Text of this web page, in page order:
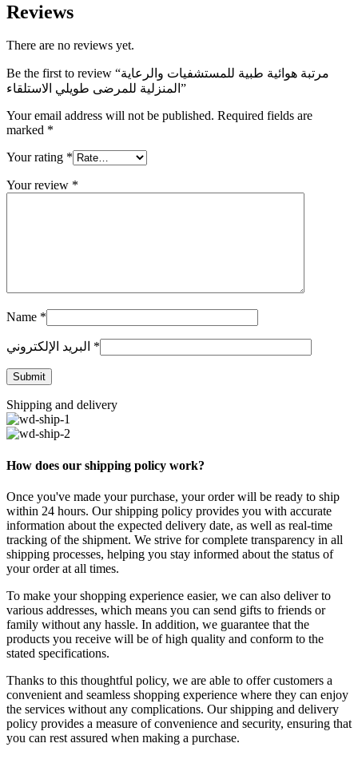
Reviews
There are no reviews yet.
Be the first to review “مرتبة هوائية طبية للمستشفيات والرعاية
المنزلية للمرضى طويلي الاستلقاء”
Your email address will not be published. Required fields are
marked *
Your rating *
Your review *
Name *
*
Shipping and delivery
How does our shipping policy work?
Once you've made your purchase, your order will be ready to ship
within 24 hours. Our shipping policy provides you with accurate
information about the expected delivery date, as well as real-time
tracking of the shipment. We strive for complete transparency in all
shipping processes, helping you stay informed about the status of
your order at all times.
To make your shopping experience easier, we can also deliver to
various addresses, which means you can send gifts to friends or
family without any hassle. In addition, we guarantee that the
products you receive will be of high quality and conform to the
stated specifications.
Thanks to this thoughtful policy, we are able to offer customers a
convenient and seamless shopping experience where they can enjoy
the services without any complications. Our shipping and delivery
policy provides a measure of convenience and security, ensuring that
you can rest assured when making a purchase.